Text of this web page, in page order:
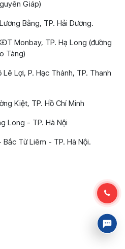
Giáp)
Bằng, TP. Hải Dương.
Monbay, TP. Hạ Long (đường
Tàng)
Lợi, P. Hạc Thành, TP. Thanh
Kiệt, TP. Hồ Chí Minh
Long - TP. Hà Nội
Bắc Từ Liêm - TP. Hà Nội.